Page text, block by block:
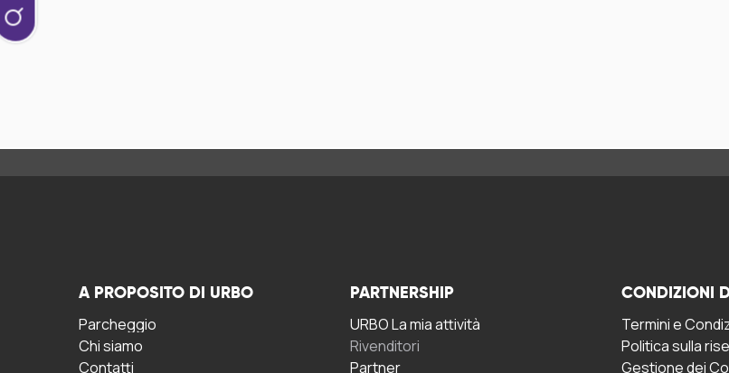
A PROPOSITO DI URBO
Parcheggio
Chi siamo
Contatti
PARTNERSHIP
URBO La mia attività
Rivenditori
Partner
CONDIZIONI
Termini e
Politica sulla
Gestione dei